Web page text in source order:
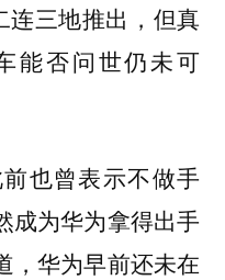
连三地推出，但真
能否问世仍未可
也曾表示不做手
成为华为拿得出手
，华为早前还未在